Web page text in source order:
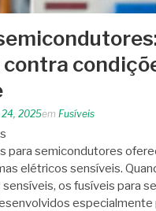
2025em Fusíveis
para semicondutores
elétricos sensíveis.
os fusíveis para
especialmente